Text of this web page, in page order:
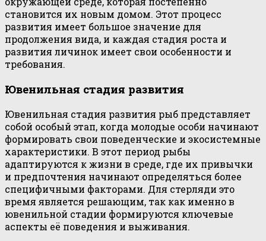
становится их новым домом. Этот процесс
развития имеет большое значение для
продолжения вида, и каждая стадия роста и
развития личинок имеет свои особенности и
требования.
Ювенильная стадия развития
Ювенильная стадия развития рыб представляет
собой особый этап, когда молодые особи начинают
формировать свои поведенческие и экосистемные
характеристики. В этот период рыбы
адаптируются к жизни в среде, где их привычки
и предпочтения начинают определяться более
специфичными факторами. Для стерляди это
время является решающим, так как именно в
ювенильной стадии формируются ключевые
аспекты её поведения и выживания.